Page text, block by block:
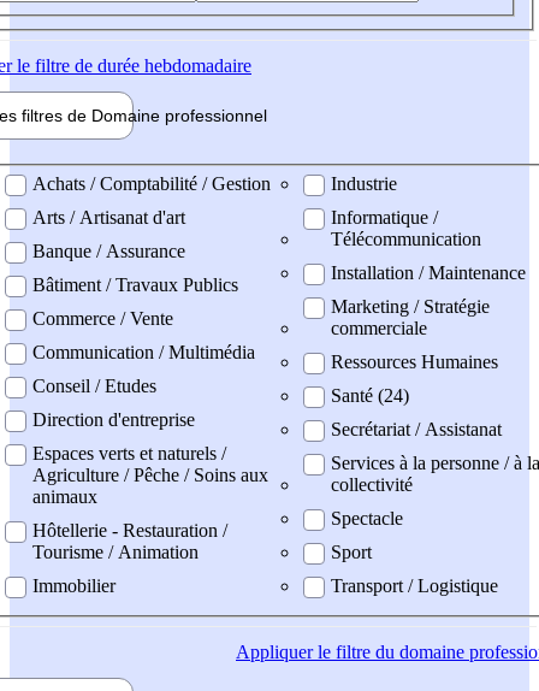
le filtre de durée hebdomadaire
filtres de Domaine professionnel
professionel
Achats / Comptabilité / Gestion
Arts / Artisanat d'art
Banque / Assurance
Bâtiment / Travaux Publics
Commerce / Vente
Communication / Multimédia
Conseil / Etudes
Direction d'entreprise
Espaces verts et naturels /
Agriculture / Pêche / Soins aux
animaux
Hôtellerie - Restauration /
Tourisme / Animation
Immobilier
Industrie
Informatique /
Télécommunication
Installation / Maintenance
Marketing / Stratégie
commerciale
Ressources Humaines
Santé (24)
Secrétariat / Assistanat
Services à la personne / à la
collectivité
Spectacle
Sport
Transport / Logistique
Appliquerle filtre du domaine